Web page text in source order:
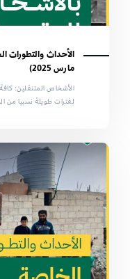
مارس 2025)
الأشخاص المتنقلين:
لفترات طويلة نسبيا من